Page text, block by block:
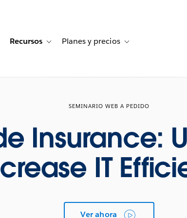
Historias de clientes
sub-navigation for Soluciones
Recursos Toggle sub-navigation for Recursos
Planes y precios Toggle sub-
SEMINARIO WEB A PEDIDO
Insurance:
IT
Ver ahora